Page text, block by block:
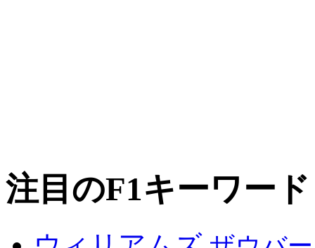
注目のF1キーワード